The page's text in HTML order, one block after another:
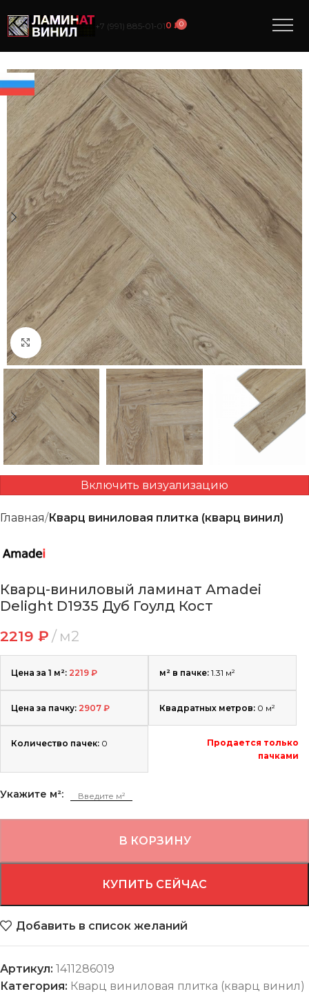
+7 (991) 885‑01‑010₽0
Нажмите, чтобы увеличить
Включить визуализацию
Главная Кварц виниловая плитка (кварц винил)
Кварц-виниловый ламинат Аmadei
Delight D1935 Дуб Гоулд Кост
2219 ₽ м2
Цена за 1 м²: 2219 ₽ м² в пачке: 1.31 м²
Цена за пачку: 2907 ₽ Квадратных метров: 0 м²
Количество пачек: 0
Продается только
пачками
Укажите м²:
В КОРЗИНУ
КУПИТЬ СЕЙЧАС
Добавить в список желаний
Артикул: 1411286019
Категория: Кварц виниловая плитка (кварц винил)